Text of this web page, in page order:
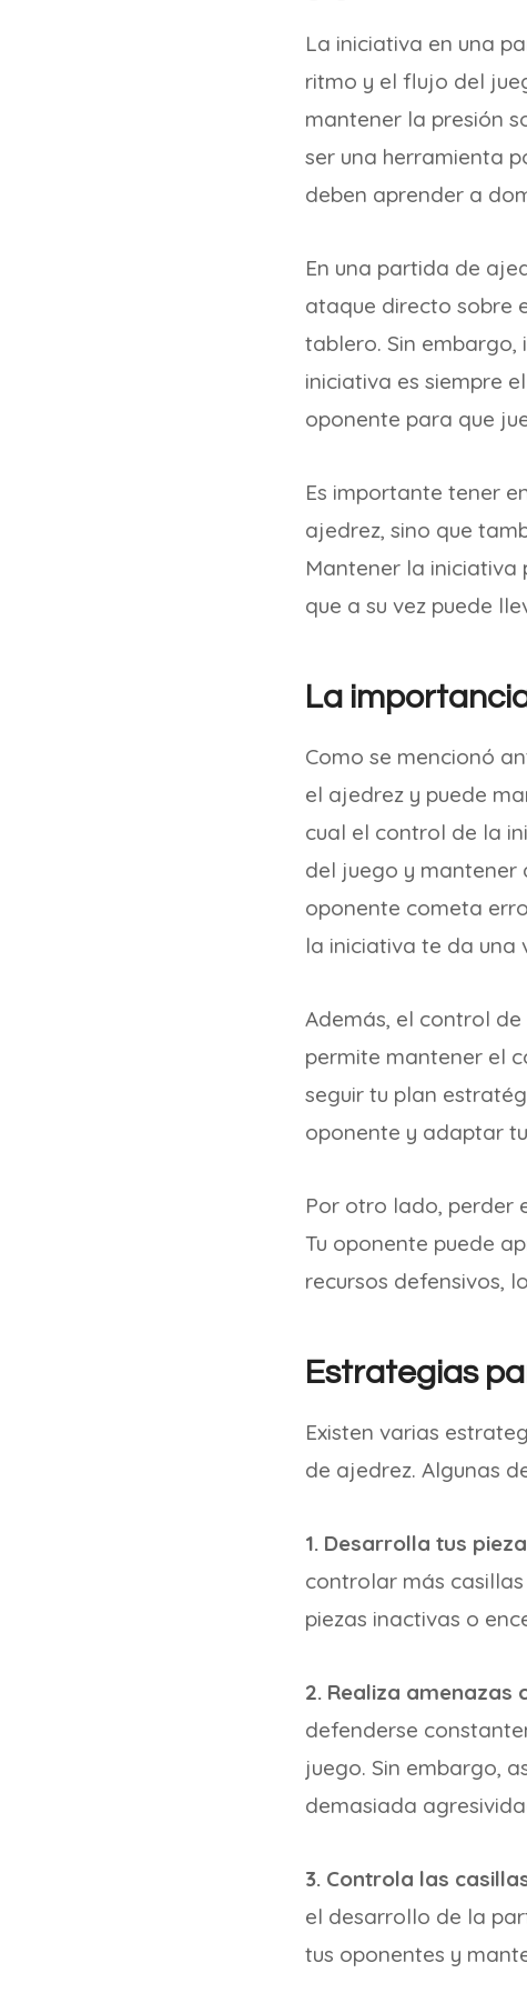
La iniciativa en una
ritmo y el flujo del
mantener la presión
ser una herramienta
deben aprender a
En una partida de
ataque directo sobre
tablero. Sin
iniciativa es siempre
oponente para que
Es importante tener
ajedrez, sino que
Mantener la
que a su vez puede
La
Como se mencionó
el ajedrez y puede
cual el control de la
del juego y mantener
oponente cometa
la iniciativa te da una
Además, el control
permite mantener el
seguir tu plan
oponente y adaptar
Por otro lado, perder
Tu oponente puede
recursos defensivos,
Estrategias
Existen varias
de ajedrez. Algunas
1. Desarrolla tus
controlar más
piezas inactivas o
2. Realiza amenazas
defenderse
juego. Sin embargo,
demasiada
3. Controla las
el desarrollo de la
tus oponentes y